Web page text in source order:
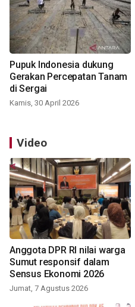
Pupuk Indonesia dukung
Gerakan Percepatan Tanam
di Sergai
Kamis, 30 April 2026
Video
Anggota DPR RI nilai warga
Sumut responsif dalam
Sensus Ekonomi 2026
Jumat, 7 Agustus 2026